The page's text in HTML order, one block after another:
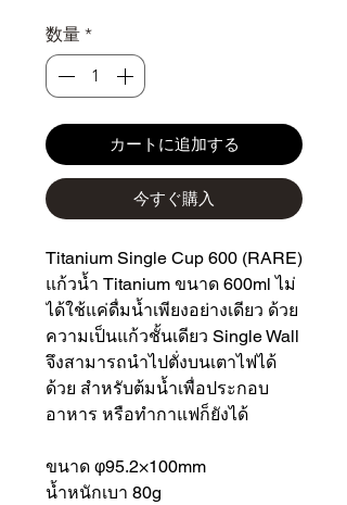
数量 *
カートに追加する
今すぐ購入
Titanium Single Cup 600 (RARE)
แก้วน้ำ Titanium ขนาด 600ml ไม่
ได้ใช้แค่ดื่มน้ำเพียงอย่างเดียว ด้วย
ความเป็นแก้วชั้นเดียว Single Wall
จึงสามารถนำไปตั่งบนเตาไฟได้
ด้วย สำหรับต้มน้ำเพื่อประกอบ
อาหาร หรือทำกาแฟก็ยังได้
ขนาด φ95.2×100mm
น้ำหนักเบา 80g